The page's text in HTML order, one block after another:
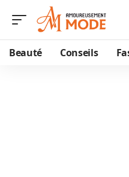
Beauté Conseils